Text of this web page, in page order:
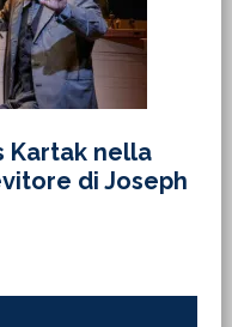
Kartak nella
di Joseph